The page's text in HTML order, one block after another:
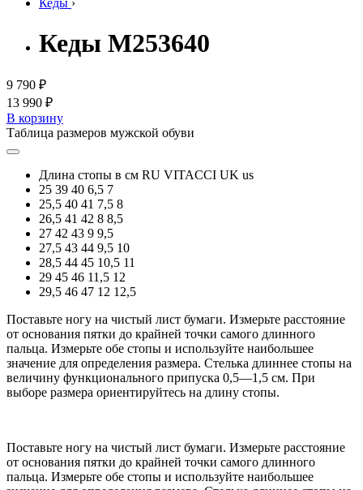
Кеды ›
Кеды M253640
9 790 ₽
13 990 ₽
В корзину
Таблица размеров мужской обуви
Длина стопы в см RU VITACCI UK us
25 39 40 6,5 7
25,5 40 41 7,5 8
26,5 41 42 8 8,5
27 42 43 9 9,5
27,5 43 44 9,5 10
28,5 44 45 10,5 11
29 45 46 11,5 12
29,5 46 47 12 12,5
Поставьте ногу на чистый лист бумаги. Измерьте расстояние
от основания пятки до крайней точки самого длинного
пальца. Измерьте обе стопы и используйте наибольшее
значение для определения размера. Стелька длиннее стопы на
величину функционального припуска 0,5—1,5 см. При
выборе размера ориентируйтесь на длину стопы.
Поставьте ногу на чистый лист бумаги. Измерьте расстояние
от основания пятки до крайней точки самого длинного
пальца. Измерьте обе стопы и используйте наибольшее